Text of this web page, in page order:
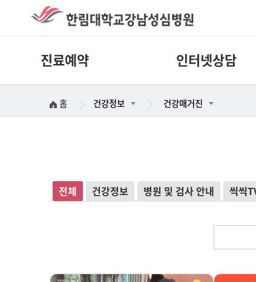
진료예약 인터넷상담
홈 건강정보 건강매거진
전체 건강정보 병원 및 검사 안내 씩씩